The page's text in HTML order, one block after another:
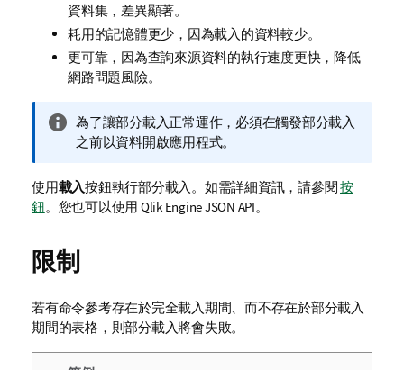
資料集，差異顯著。
耗用的記憶體更少，因為載入的資料較少。
更可靠，因為查詢來源資料的執行速度更快，降低
網路問題風險。
資
訊
註
為了讓部分載入正常運作，必須在觸發部分載入
之前以資料開啟應用程式。
使用載入按鈕執行部分載入。 如需詳細資訊，請參閱按
鈕。 您也可以使用 Qlik Engine JSON API。
限制
若有命令參考存在於完全載入期間、而不存在於部分載入
期間的表格，則部分載入將會失敗。